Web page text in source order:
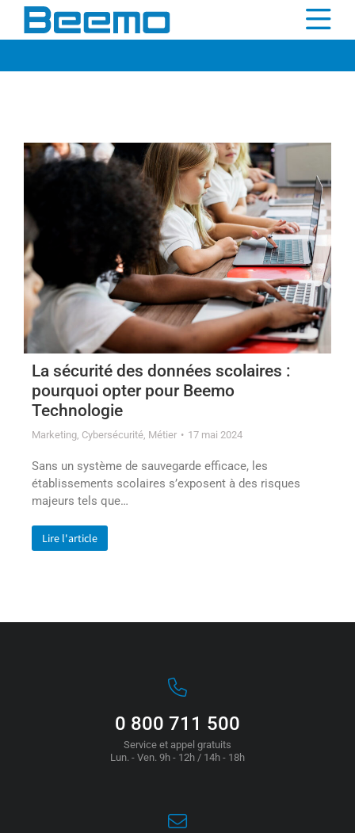
principal
La sécurité des données scolaires :
pourquoi opter pour Beemo
Technologie
Marketing, Cybersécurité, Métier 17 mai 2024
Sans un système de sauvegarde efficace, les
établissements scolaires s’exposent à des risques
majeurs tels que…
Lire l'article
0 800 711 500
Service et appel gratuits
Lun. - Ven. 9h - 12h / 14h - 18h